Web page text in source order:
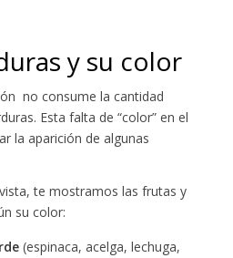
y su color
no consume la cantidad
Esta falta de “color” en el
la aparición de algunas
te mostramos las frutas y
su color:
(espinaca, acelga, lechuga,